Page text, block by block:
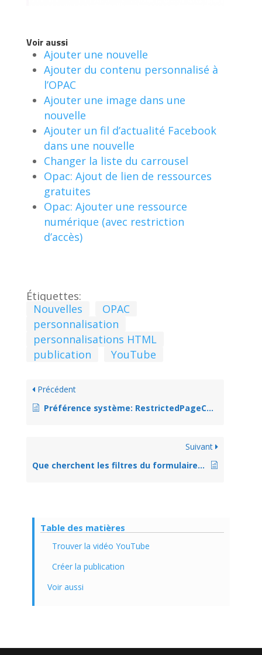
Voir aussi
Ajouter une nouvelle
Ajouter du contenu personnalisé à
l’OPAC
Ajouter une image dans une
nouvelle
Ajouter un fil d’actualité Facebook
dans une nouvelle
Changer la liste du carrousel
Opac: Ajout de lien de ressources
gratuites
Opac: Ajouter une ressource
numérique (avec restriction
d’accès)
Étiquettes:
Nouvelles
OPAC
personnalisation
personnalisations HTML
publication
YouTube
Précédent
Préférence système: RestrictedPageContent
Suivant
Que cherchent les filtres du formulaire de recherche avancée?
Table des matières
Trouver la vidéo YouTube
Créer la publication
Voir aussi